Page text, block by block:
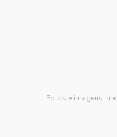
Fotos e imagens